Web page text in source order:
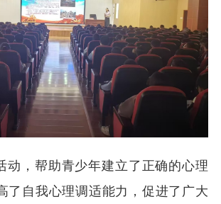
动，帮助青少年建立了正确的心理
了自我心理调适能力，促进了广大